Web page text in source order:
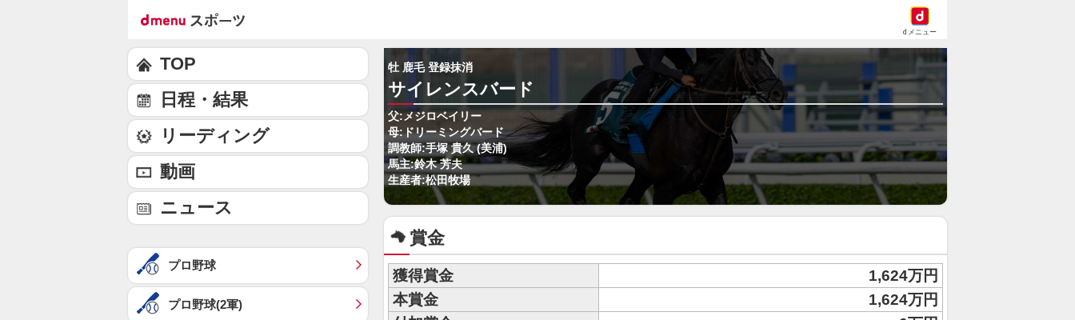
dメニュー
牡 鹿毛 登録抹消
サイレンスバード
父:メジロベイリー
母:ドリーミングバード
調教師:手塚 貴久 (美浦)
馬主:鈴木 芳夫
生産者:松田牧場
賞金
獲得賞金
1,624万円
本賞金
1,624万円
TOP
日程・結果
リーディング
動画
ニュース
プロ野球
プロ野球(2軍)